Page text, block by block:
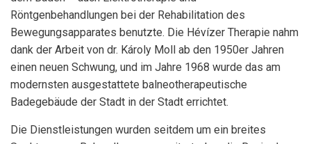
Röntgenbehandlungen bei der Rehabilitation des
Bewegungsapparates benutzte. Die Hévízer Therapie nahm
dank der Arbeit von dr. Károly Moll ab den 1950er Jahren
einen neuen Schwung, und im Jahre 1968 wurde das am
modernsten ausgestattete balneotherapeutische
Badegebäude der Stadt in der Stadt errichtet.
Die Dienstleistungen wurden seitdem um ein breites